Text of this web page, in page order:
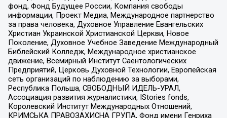
фонд, Фонд Будущее России, Компания свободы
информации, Проект Медиа, Международное партнерство
за права человека, Духовное Управление Евангельских
Христиан Украинской Христианской Церкви, Новое
Поколение, Духовное Учебное Заведение Международный
Библейский Колледж, Международное христианское
движение, Всемирный Институт Саентологических
Предприятий, Церковь Духовной Технологии, Европейская
сеть организаций по наблюдению за выборами,
Республика Польша, СВОБОДНЫЙ ИДЕЛЬ-УРАЛ,
Ассоциация развития журналистики, IStories fonds,
Королевский Институт Международных Отношений,
КРИМСЬКА ПРАВОЗАХИСНА ГРУПА, Фонд имени Генриха